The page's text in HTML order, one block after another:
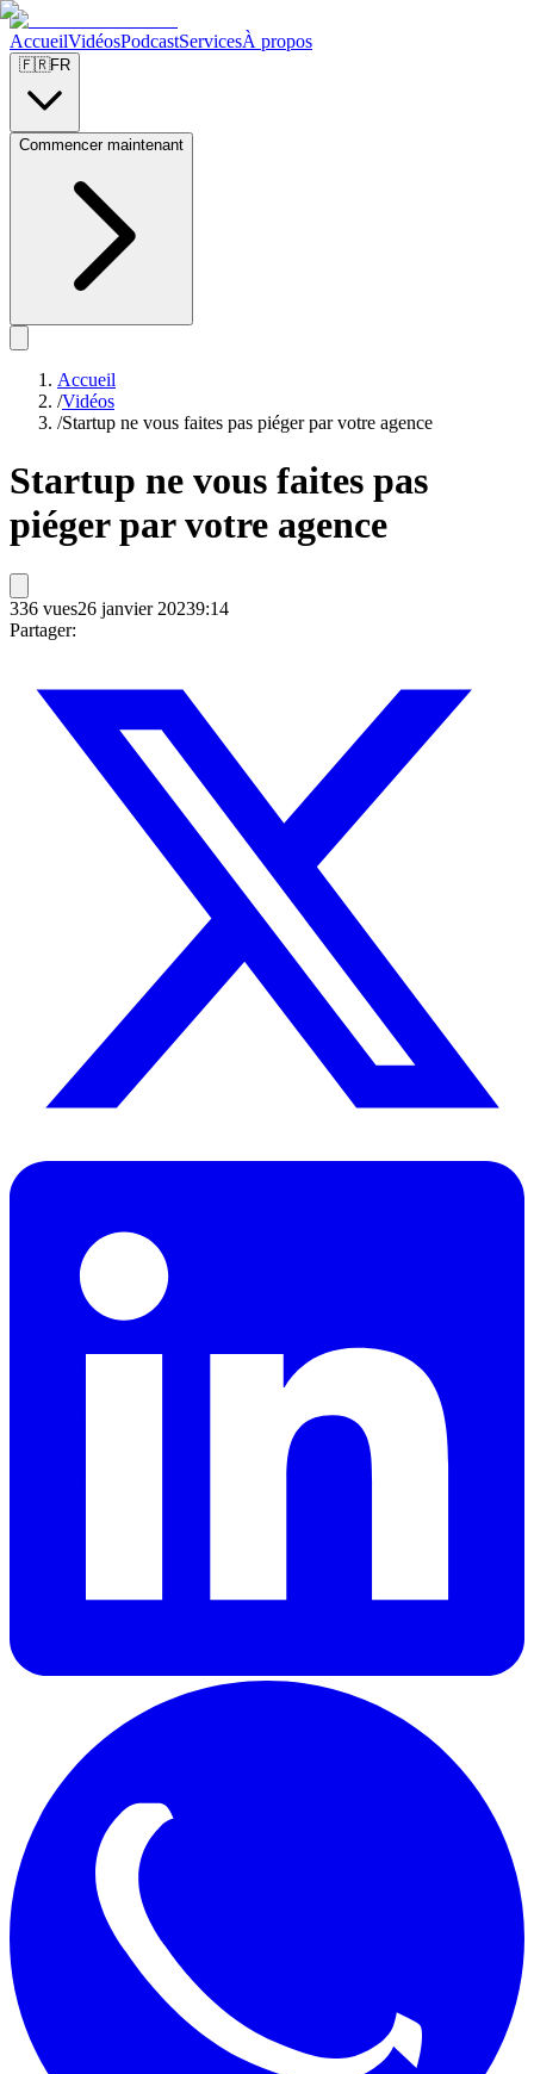
AccueilVidéosPodcastServicesÀ propos
🇫🇷FR
Commencer maintenant
Accueil
/Vidéos
/Startup ne vous faites pas piéger par votre agence
Startup ne vous faites pas
piéger par votre agence
336 vues26 janvier 20239:14
Partager: